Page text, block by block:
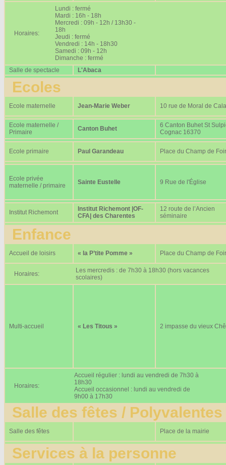
Horaires:
Lundi : fermé
Mardi : 16h - 18h
Mercredi : 09h - 12h / 13h30 -
18h
Jeudi : fermé
Vendredi : 14h - 18h30
Samedi : 09h - 12h
Dimanche : fermé
Salle de spectacle
L'Abaca
Ecoles
Ecole maternelle Jean-Marie Weber 10 rue de Moral de
Ecole maternelle /
Primaire
Canton Buhet
6 Canton Buhet St
Cognac 16370
Ecole primaire Paul Garandeau Place du Champ de
Ecole privée
maternelle / primaire
Sainte Eustelle 9 Rue de l'Église
Institut Richemont
Institut Richemont |OF-
CFA| des Charentes
12 route de l’Ancien
séminaire
Enfance
Accueil de loisirs « la P’tite Pomme » Place du Champ de
Horaires:
Les mercredis : de 7h30 à 18h30 (hors vacances
scolaires)
Multi-accueil « Les Titous » 2 impasse du vieux
Horaires:
Accueil régulier : lundi au vendredi de 7h30 à
18h30
Accueil occasionnel : lundi au vendredi de
9h00 à 17h30
Salle des fêtes / Polyvalentes
Salle des fêtes Place de la mairie
Services à la personne